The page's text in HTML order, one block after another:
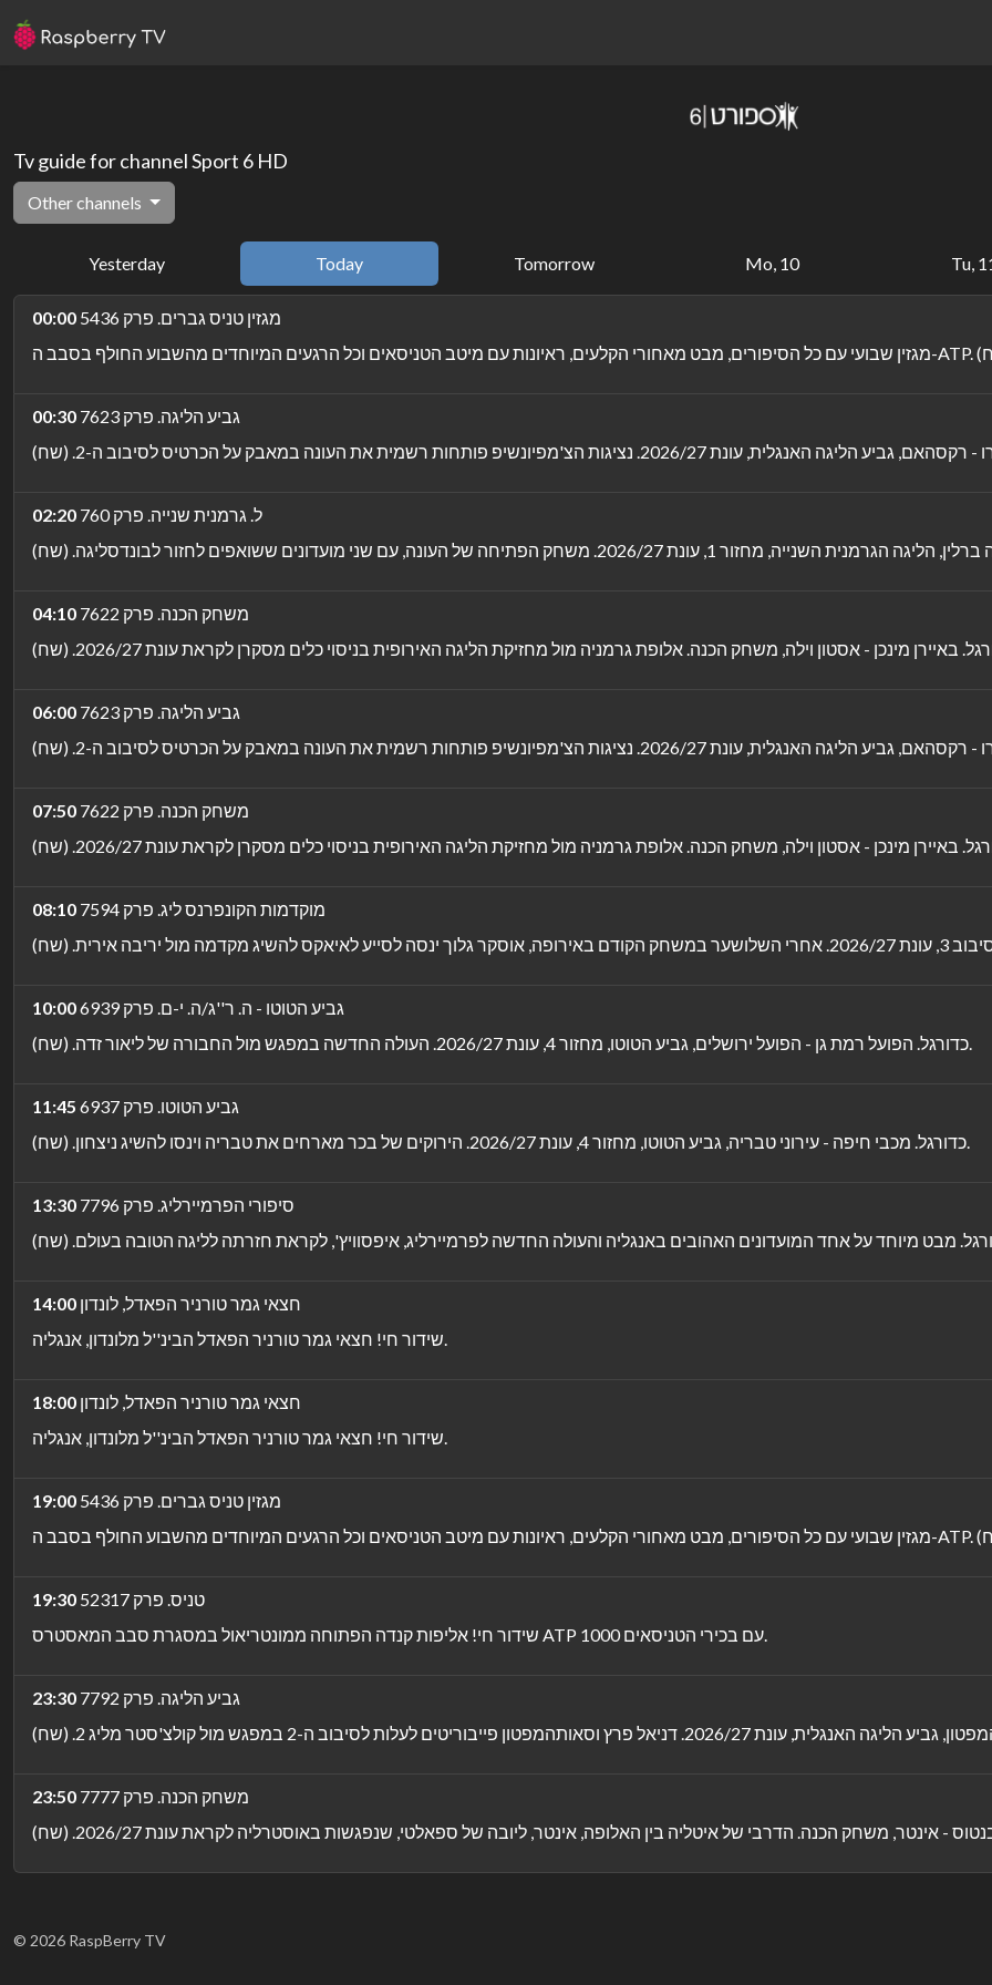
Tv guide for channel Sport 6 HD
Other channels
Yesterday Today Tomorrow Mo, 10 Tu,
00:00
מגזין טניס גברים. פרק 5436
00:30
גביע הליגה. פרק 7623
02:20
ל. גרמנית שנייה. פרק 760
04:10
משחק הכנה. פרק 7622
06:00
גביע הליגה. פרק 7623
07:50
משחק הכנה. פרק 7622
08:10
מוקדמות הקונפרנס ליג. פרק 7594
10:00
גביע הטוטו - ה. ר''ג/ה. י-ם. פרק 6939
כדורגל. הפועל רמת גן - הפועל ירושלים, גביע הטוטו, מחזור 4, עונת 2026/27. העולה החדשה במפגש מול החבורה של ליאור זדה. (שח).
11:45
גביע הטוטו. פרק 6937
כדורגל. מכבי חיפה - עירוני טבריה, גביע הטוטו, מחזור 4, עונת 2026/27. הירוקים של בכר מארחים את טבריה וינסו להשיג ניצחון. (שח).
13:30
סיפורי הפרמיירליג. פרק 7796
14:00 חצאי גמר טורניר הפאדל, לונדון
שידור חי! חצאי גמר טורניר הפאדל הבינ''ל מלונדון, אנגליה.
18:00 חצאי גמר טורניר הפאדל, לונדון
שידור חי! חצאי גמר טורניר הפאדל הבינ''ל מלונדון, אנגליה.
19:00
מגזין טניס גברים. פרק 5436
19:30
טניס. פרק 52317
שידור חי! אליפות קנדה הפתוחה ממונטריאול במסגרת סבב המאסטרס ATP 1000 עם בכירי הטניסאים.
23:30
גביע הליגה. פרק 7792
23:50
משחק הכנה. פרק 7777
© 2026 RaspBerry TV